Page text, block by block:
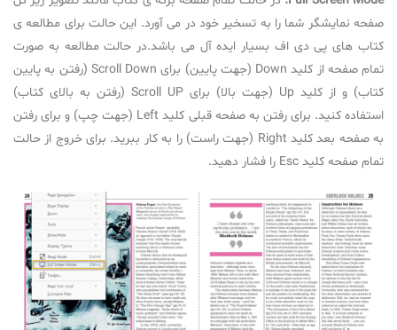
صفحه نمایشگر شما را به تسخیر خود در می آورد. این حالت برای مطالعه ی
کتاب های پی دی اف بسیار ایده آل می باشد.در حالت مطالعه به صورت
تمام صفحه از کلید Down (جهت پایین) برای Scroll Down (رفتن به پایین
کتاب) و از کلید Up (جهت بالا) برای Scroll UP (رفتن به بالای کتاب)
استفاده کنید. برای رفتن به صفحه قبلی کلید Left (جهت چپ) و برای رفتن
به صفحه بعد کلید Right (جهت راست) را به کار ببرید. برای خروج از حالت
تمام صفحه کلید Esc را فشار دهید.